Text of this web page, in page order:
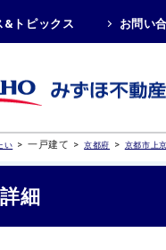
&トピックス お問い
い > 一戸建て > 京都府 > 京都市上
細